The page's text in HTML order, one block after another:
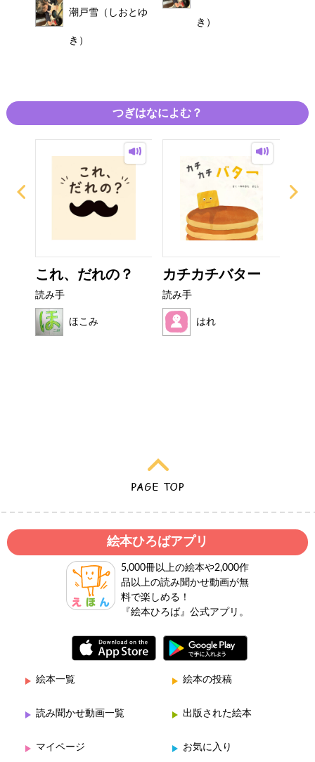
潮戸雪（しおとゆ
き）
き）
つぎはなによむ？
これ、だれの？
読み手
ほこみ
カチカチバター
読み手
はれ
絵本ひろばアプリ
5,000冊以上の絵本や2,000作
品以上の読み聞かせ動画が無
料で楽しめる！
『絵本ひろば』公式アプリ。
絵本一覧 絵本の投稿
読み聞かせ動画一覧 出版された絵本
マイページ お気に入り